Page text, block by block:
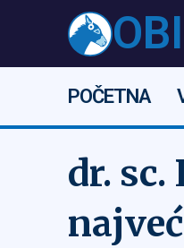
POČETNA
dr.